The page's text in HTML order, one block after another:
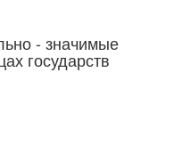
- значимые
государств